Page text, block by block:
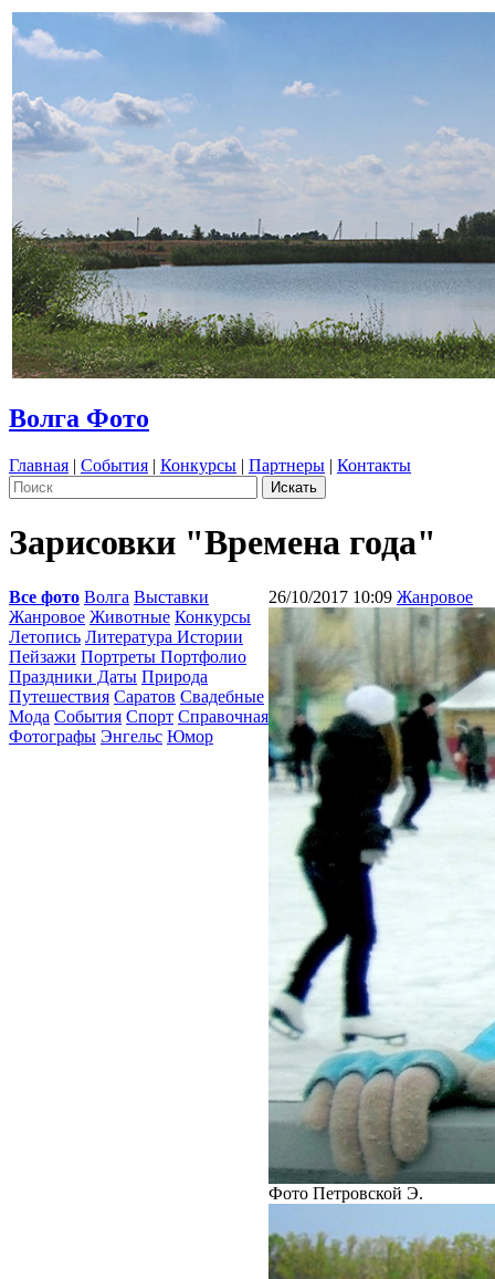
Волга Фото
Главная | События | Конкурсы | Партнеры | Контакты
Зарисовки "Времена года"
Все фото Волга Выставки
Жанровое Животные Конкурсы
Летопись Литература Истории
Пейзажи Портреты Портфолио
Праздники Даты Природа
Путешествия Саратов Свадебные
Мода События Спорт Справочная
Фотографы Энгельс Юмор
26/10/2017 10:09 Жанровое
Фото Петровской Э.